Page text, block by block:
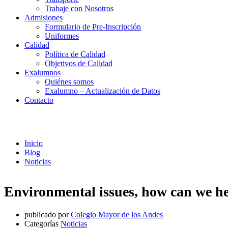
Trabaje con Nosotros
Admisiones
Formulario de Pre-Inscripción
Uniformes
Calidad
Política de Calidad
Objetivos de Calidad
Exalumnos
Quiénes somos
Exalumno – Actualización de Datos
Contacto
Inicio
Blog
Noticias
Environmental issues, how can we
publicado por Colegio Mayor de los Andes
Categorías Noticias